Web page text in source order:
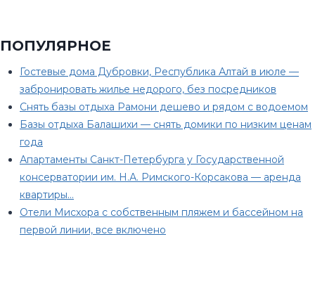
ПОПУЛЯРНОЕ
Гостевые дома Дубровки, Республика Алтай в июле —
забронировать жилье недорого, без посредников
Снять базы отдыха Рамони дешево и рядом с водоемом
Базы отдыха Балашихи — снять домики по низким ценам
года
Апартаменты Санкт-Петербурга у Государственной
консерватории им. Н.А. Римского-Корсакова — аренда
квартиры…
Отели Мисхора с собственным пляжем и бассейном на
первой линии, все включено